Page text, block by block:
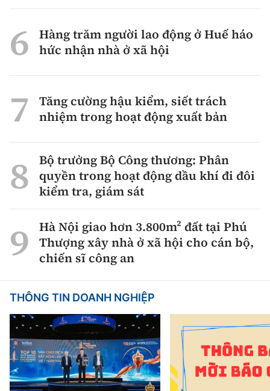
Hàng trăm người lao động ở Huế háo
hức nhận nhà ở xã hội
Tăng cường hậu kiểm, siết trách
nhiệm trong hoạt động xuất bản
Bộ trưởng Bộ Công thương: Phân
quyền trong hoạt động dầu khí đi đôi
kiểm tra, giám sát
Hà Nội giao hơn 3.800m² đất tại Phú
Thượng xây nhà ở xã hội cho cán bộ,
chiến sĩ công an
THÔNG TIN DOANH NGHIỆP